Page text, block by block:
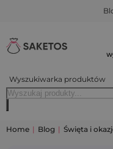
Wyszukiwarka produktów
Home | Blog | Święta i